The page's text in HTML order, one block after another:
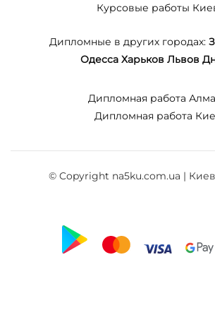
Курсовые работы
Дипломные в других городах:
Одесса Харьков Львов
Дипломная работа
Дипломная работа
© Copyright na5ku.com.ua | Киев